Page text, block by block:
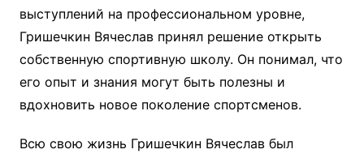
выступлений на профессиональном уровне,
Гришечкин Вячеслав принял решение открыть
собственную спортивную школу. Он понимал, что
его опыт и знания могут быть полезны и
вдохновить новое поколение спортсменов.
Всю свою жизнь Гришечкин Вячеслав был